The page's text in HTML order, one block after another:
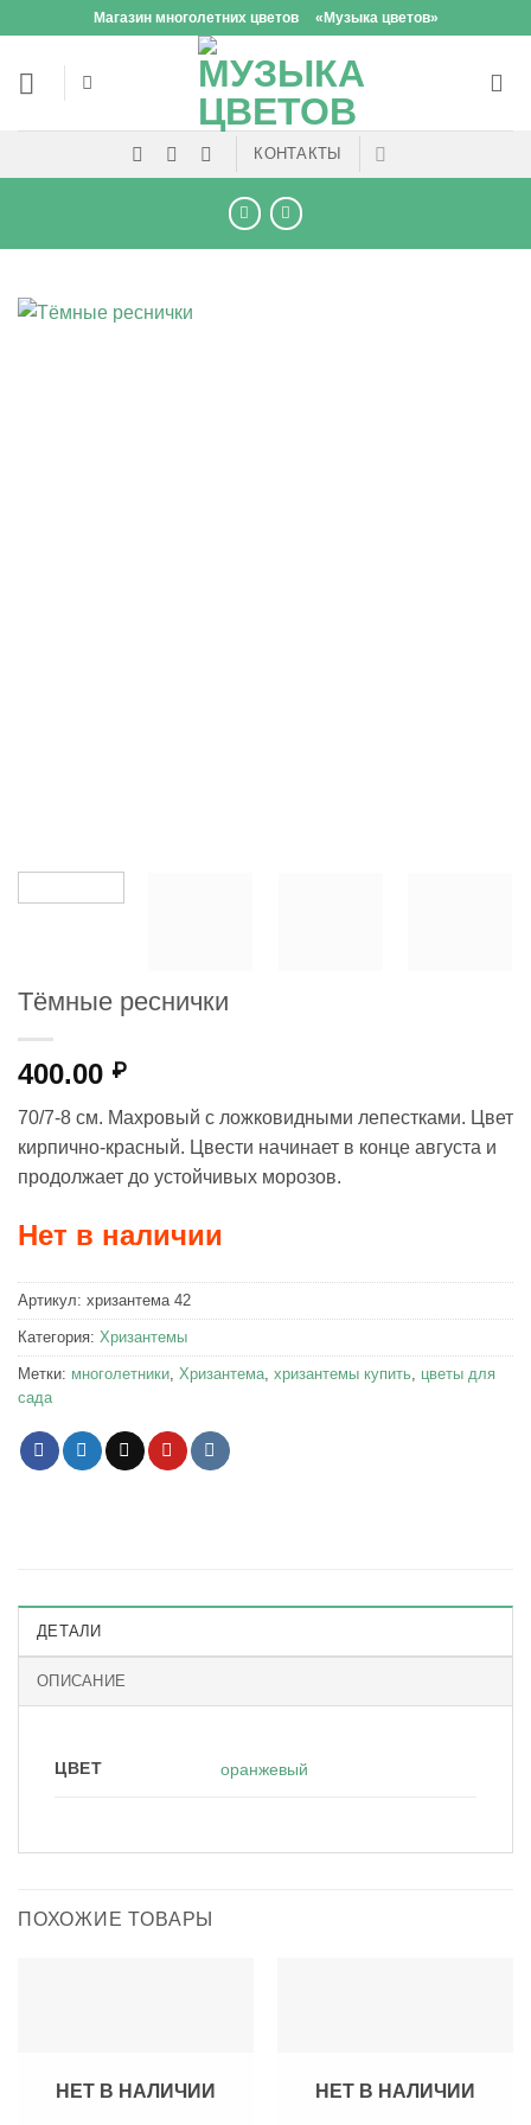
content
Магазин многолетних цветов «Музыка цветов»
КОНТАКТЫ
Тёмные реснички
400.00 ₽
70/7-8 см. Махровый с ложковидными лепестками. Цвет
кирпично-красный. Цвести начинает в конце августа и
продолжает до устойчивых морозов.
Нет в наличии
Артикул: хризантема 42
Категория: Хризантемы
Метки: многолетники Хризантема хризантемы купить цветы для
сада
ДЕТАЛИ
ОПИСАНИЕ
ЦВЕТ оранжевый
ПОХОЖИЕ ТОВАРЫ
НЕТ В НАЛИЧИИ НЕТ В НАЛИЧИИ